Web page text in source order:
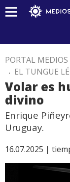
PORTAL
. EL TUNGUE LÉ
Volar es
divino
Enrique
Uruguay.
16.07.2025 |